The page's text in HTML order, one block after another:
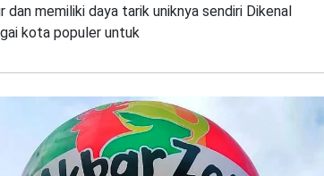
dan memiliki daya tarik uniknya sendiri Dikenal
kota populer untuk